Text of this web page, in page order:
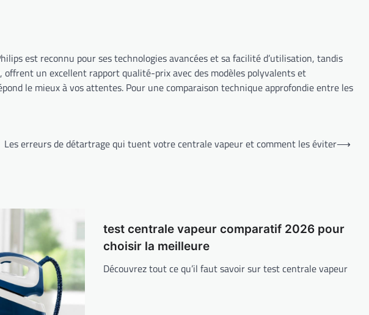
est reconnu pour ses technologies avancées et sa facilité d’utilisation, tandis
offrent un excellent rapport qualité-prix avec des modèles polyvalents et
le mieux à vos attentes. Pour une comparaison technique approfondie entre les
Les erreurs de détartrage qui tuent votre centrale vapeur et comment les éviter⟶
test centrale vapeur comparatif 2026 pour
choisir la meilleure
Découvrez tout ce qu’il faut savoir sur test centrale vapeur